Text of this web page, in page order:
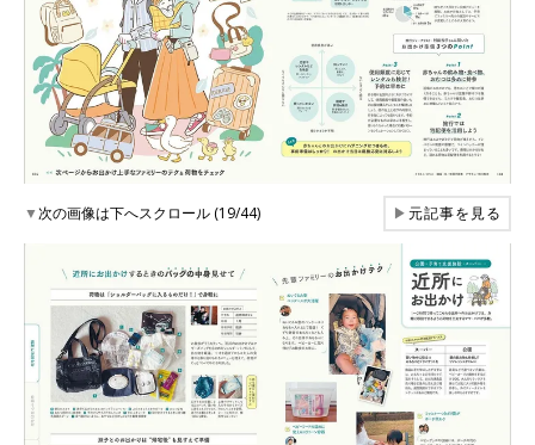
▼次の画像は下へスクロール (19/44) ▶元記事を見る